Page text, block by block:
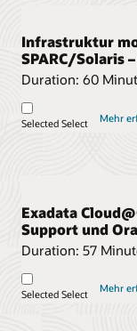
Infrastruktur
SPARC/Solaris
Duration: 60
Selected Select Mehr
Exadata
Support und
Duration: 57
Selected Select Mehr